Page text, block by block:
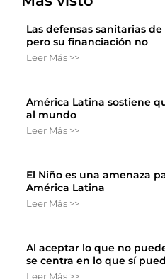
Las defensas sanitarias
pero su financiación no
Leer Más >>
América Latina sostiene
al mundo
Leer Más >>
El Niño es una amenaza
América Latina
Leer Más >>
Al aceptar lo que no
se centra en lo que sí
Leer Más >>